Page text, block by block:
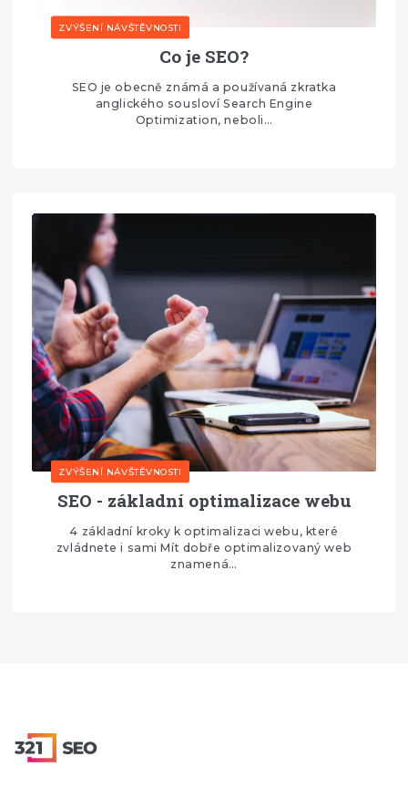
ZVÝŠENÍ NÁVŠTĚVNOSTI
Co je SEO?
SEO je obecně známá a používaná zkratka
anglického sousloví Search Engine
Optimization, neboli…
ZVÝŠENÍ NÁVŠTĚVNOSTI
SEO - základní optimalizace webu
4 základní kroky k optimalizaci webu, které
zvládnete i sami Mít dobře optimalizovaný web
znamená…